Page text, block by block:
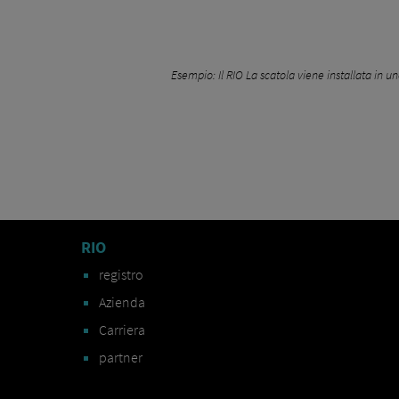
Esempio: Il RIO La scatola viene installata in
RIO
registro
Azienda
Carriera
partner